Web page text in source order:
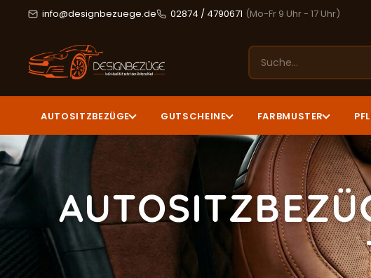
info@designbezuege.de 02874 / 4790671 (Mo-Fr 9 Uhr - 17 Uhr)
AUTOSITZBEZÜGE GUTSCHEINE FARBMUSTER